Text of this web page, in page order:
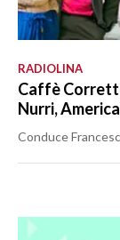
RADIOLINA
Caffè
Nurri,
Conduce